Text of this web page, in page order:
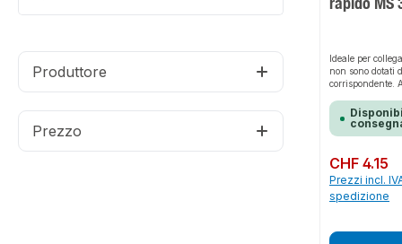
Produttore
Prezzo
Ideale per
non sono dotati
corrispondente.
(filettatura di
plastica HDPE
3/4'', larghezza
Prezzo normale:
CHF 4.15
Prezzi incl.
spedizione